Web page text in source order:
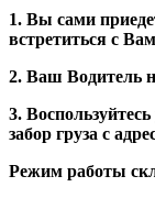
1. Вы сами
встретиться с
2. Ваш Водитель
3.
забор груза с
Режим работы